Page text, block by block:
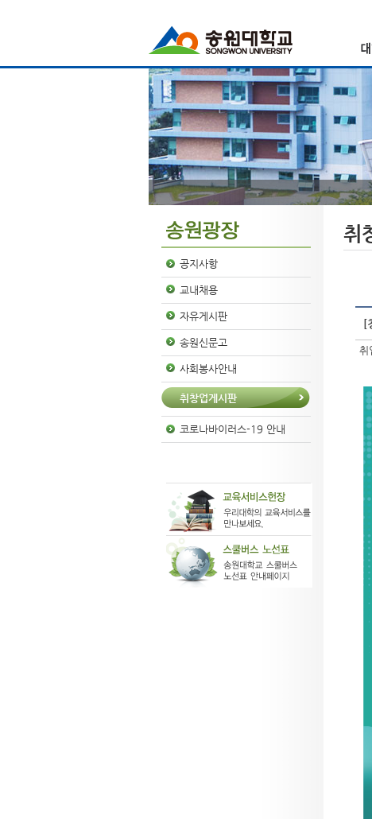
공지사항
교내채용
자유게시판
송원신문고
사회봉사안내
취창업게시판
코로나바이러스-19 안내
취
[
취